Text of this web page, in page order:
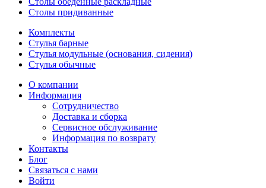
Столы придиванные
Комплекты
Стулья барные
Стулья модульные (основания, сидения)
Стулья обычные
О компании
Информация
Сотрудничество
Доставка и сборка
Сервисное обслуживание
Информация по возврату
Контакты
Блог
Связаться с нами
Войти